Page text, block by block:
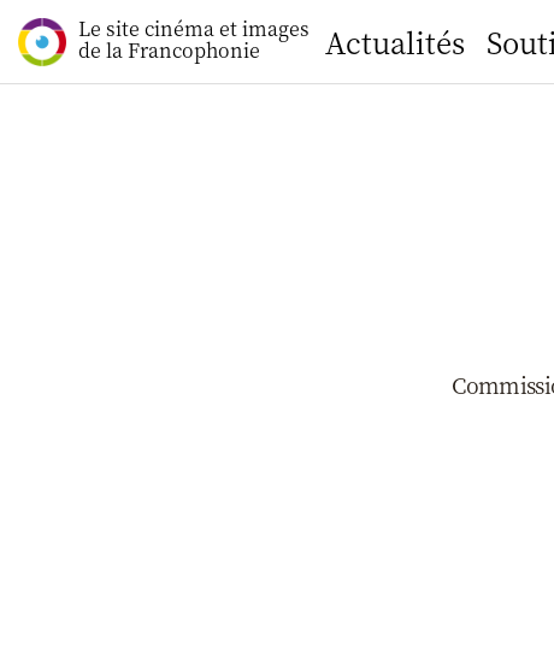
Le site cinéma et images
de la Francophonie Actualités